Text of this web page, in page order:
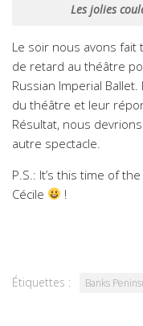
Les jolies
Le soir nous avons
de retard au théâtre
Russian Imperial
du théâtre et leur
Résultat, nous
autre spectacle.
P.S.: It’s this time of
Cécile
!
Étiquettes : Banks